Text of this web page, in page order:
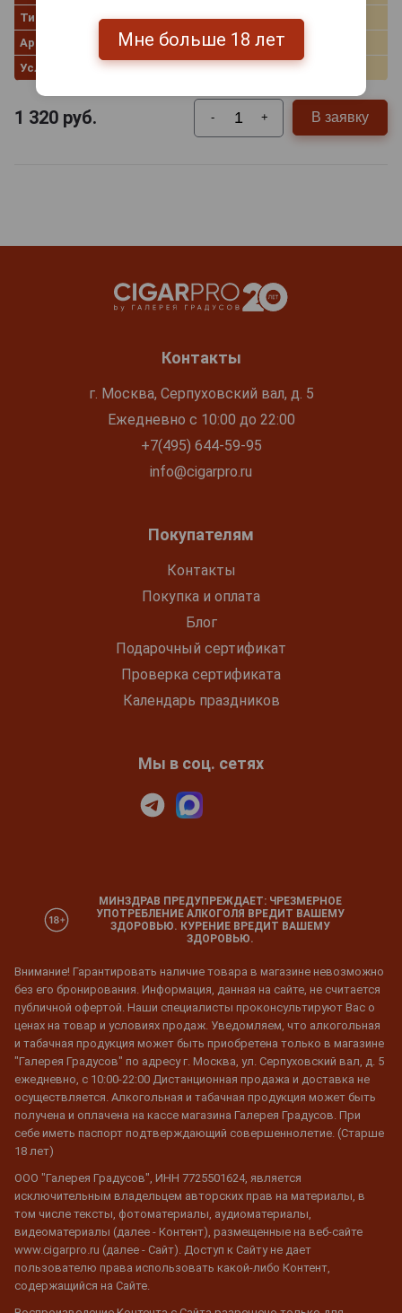
Тип спирта
Альфа
Артикул
38799
Условия продаж
Только самовывоз
1 320 руб. - + В заявку
Контакты
г. Москва, Серпуховский вал, д. 5
Ежедневно с 10:00 до 22:00
+7(495) 644-59-95
info@cigarpro.ru
Покупателям
Контакты
Покупка и оплата
Блог
Подарочный сертификат
Проверка сертификата
Календарь праздников
Мы в соц. сетях
МИНЗДРАВ ПРЕДУПРЕЖДАЕТ: ЧРЕЗМЕРНОЕ
УПОТРЕБЛЕНИЕ АЛКОГОЛЯ ВРЕДИТ ВАШЕМУ
ЗДОРОВЬЮ. КУРЕНИЕ ВРЕДИТ ВАШЕМУ
ЗДОРОВЬЮ.
Внимание! Гарантировать наличие товара в магазине невозможно
без его бронирования. Информация, данная на сайте, не считается
публичной офертой. Наши специалисты проконсультируют Вас о
ценах на товар и условиях продаж. Уведомляем, что алкогольная
и табачная продукция может быть приобретена только в магазине
"Галерея Градусов" по адресу г. Москва, ул. Серпуховский вал, д. 5
ежедневно, с 10:00-22:00 Дистанционная продажа и доставка не
осуществляется. Алкогольная и табачная продукция может быть
получена и оплачена на кассе магазина Галерея Градусов. При
себе иметь паспорт подтверждающий совершеннолетие. (Старше
18 лет)
ООО "Галерея Градусов", ИНН 7725501624, является
исключительным владельцем авторских прав на материалы, в
том числе тексты, фотоматериалы, аудиоматериалы,
видеоматериалы (далее - Контент), размещенные на веб-сайте
www.cigarpro.ru (далее - Сайт). Доступ к Сайту не дает
пользователю права использовать какой-либо Контент,
содержащийся на Сайте.
Мне больше 18 лет